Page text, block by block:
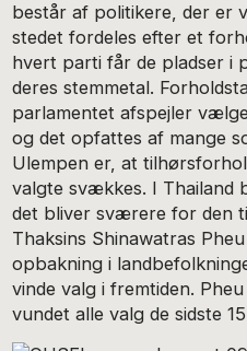
består af politikere, der er
stedet fordeles efter et
hvert parti får de pladser i
deres stemmetal.
parlamentet afspejler
og det opfattes af mange
Ulempen er, at
valgte svækkes. I Thailand
det bliver sværere for den
Thaksins Shinawatras
opbakning i
vinde valg i fremtiden.
vundet alle valg de sidste